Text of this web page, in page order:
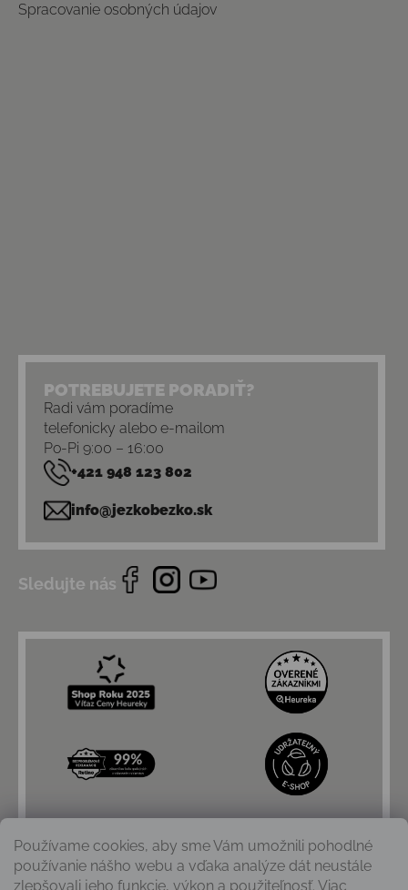
Používame cookies, aby sme Vám umožnili pohodlné
používanie nášho webu a vďaka analýze dát neustále
zlepšovali jeho funkcie, výkon a použiteľnosť. Viac
Spracovanie osobných údajov
POTREBUJETE PORADIŤ?
Radi vám poradíme
telefonicky alebo e-mailom
Po-Pi 9:00 – 16:00
+421 948 123 802
info@jezkobezko.sk
Sledujte nás